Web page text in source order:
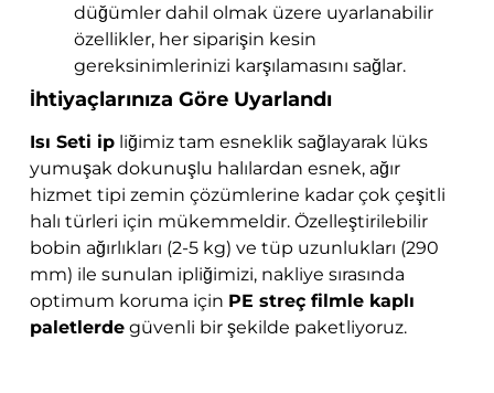
düğümler dahil olmak üzere uyarlanabilir
özellikler, her siparişin kesin
gereksinimlerinizi karşılamasını sağlar.
İhtiyaçlarınıza Göre Uyarlandı
Isı Seti ipliğimiz tam esneklik sağlayarak lüks
yumuşak dokunuşlu halılardan esnek, ağır
hizmet tipi zemin çözümlerine kadar çok çeşitli
halı türleri için mükemmeldir. Özelleştirilebilir
bobin ağırlıkları (2-5 kg) ve tüp uzunlukları (290
mm) ile sunulan ipliğimizi, nakliye sırasında
optimum koruma için PE streç filmle kaplı
paletlerdegüvenli bir şekilde paketliyoruz.